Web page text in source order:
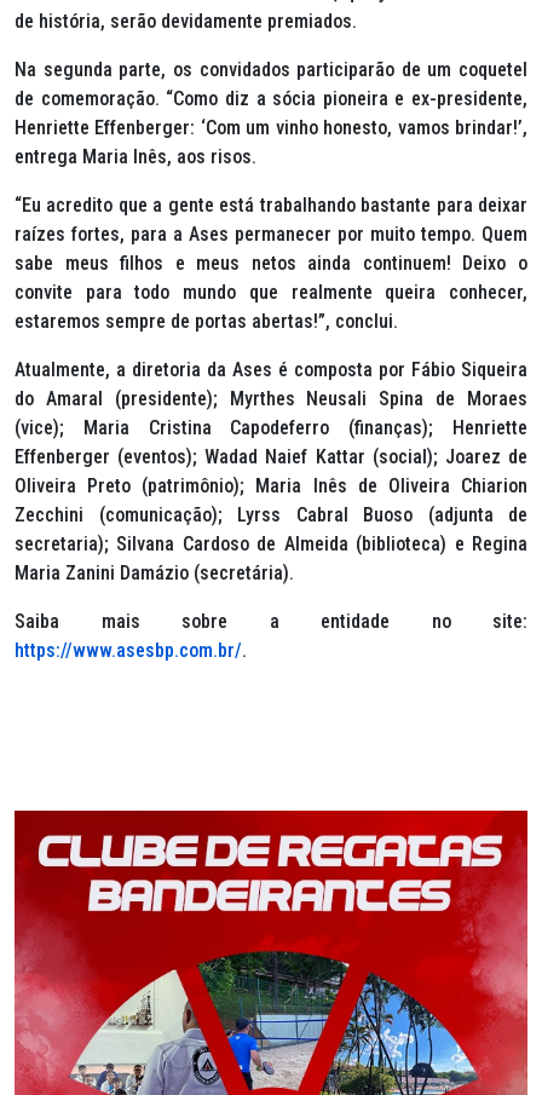
de história, serão devidamente premiados.
Na segunda parte, os convidados participarão de um coquetel
de comemoração. “Como diz a sócia pioneira e ex-presidente,
Henriette Effenberger: ‘Com um vinho honesto, vamos brindar!’,
entrega Maria Inês, aos risos.
“Eu acredito que a gente está trabalhando bastante para deixar
raízes fortes, para a Ases permanecer por muito tempo. Quem
sabe meus filhos e meus netos ainda continuem! Deixo o
convite para todo mundo que realmente queira conhecer,
estaremos sempre de portas abertas!”, conclui.
Atualmente, a diretoria da Ases é composta por Fábio Siqueira
do Amaral (presidente); Myrthes Neusali Spina de Moraes
(vice); Maria Cristina Capodeferro (finanças); Henriette
Effenberger (eventos); Wadad Naief Kattar (social); Joarez de
Oliveira Preto (patrimônio); Maria Inês de Oliveira Chiarion
Zecchini (comunicação); Lyrss Cabral Buoso (adjunta de
secretaria); Silvana Cardoso de Almeida (biblioteca) e Regina
Maria Zanini Damázio (secretária).
Saiba mais sobre a entidade no site:
https://www.asesbp.com.br/.